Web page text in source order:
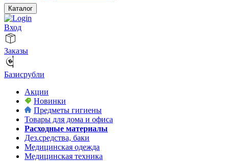
Каталог
Вход
Заказы
Базисрубли
Акции
Новинки
Предметы гигиены
Товары для дома и офиса
Расходные материалы
Дез.средства, баки
Медицинская одежда
Медицинская техника